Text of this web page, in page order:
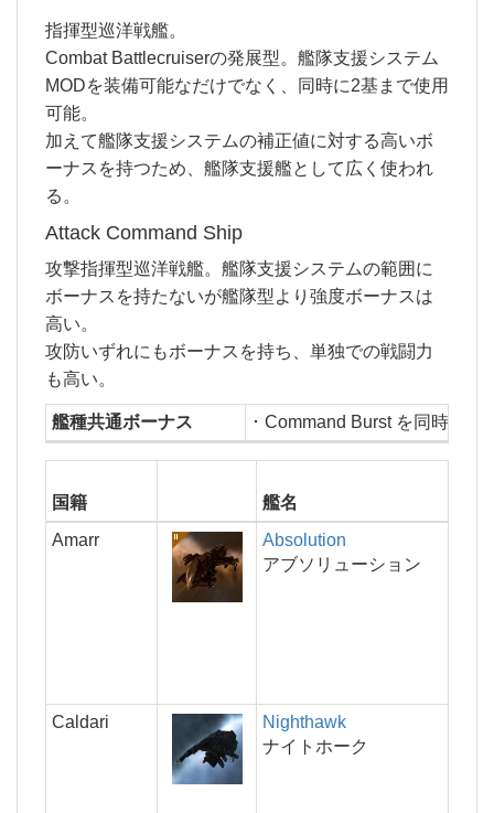
指揮型巡洋戦艦。
Combat Battlecruiserの発展型。艦隊支援システム
MODを装備可能なだけでなく、同時に2基まで使用
可能。
加えて艦隊支援システムの補正値に対する高いボ
ーナスを持つため、艦隊支援艦として広く使われ
る。
Attack Command Ship
攻撃指揮型巡洋戦艦。艦隊支援システムの範囲に
ボーナスを持たないが艦隊型より強度ボーナスは
高い。
攻防いずれにもボーナスを持ち、単独での戦闘力
も高い。
艦種共通ボーナス ･ Command Burst を同時に2
国籍 艦名
Amarr
Absolution
アブソリューション
Caldari
Nighthawk
ナイトホーク